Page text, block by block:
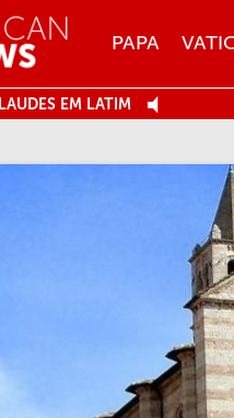
MENU
PAPA
LAUDES EM LATIM